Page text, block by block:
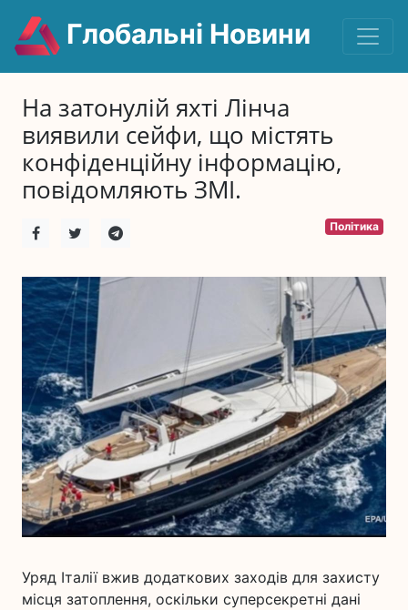
Глобальні Новини
На затонулій яхті Лінча
виявили сейфи, що містять
конфіденційну інформацію,
повідомляють ЗМІ.
Політика
Уряд Італії вжив додаткових заходів для захисту
місця затоплення, оскільки суперсекретні дані